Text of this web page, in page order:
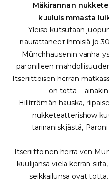
Mäkirannan
kuuluisimmasta
Yleisö kutsutaan
naurattaneet ihmisiä jo
Münchhausenin vanha
paronilleen
Itseriittoisen herran
on totta –
Hillittömän hauska,
nukketeatterishow
tarinaniskijästä,
Itseriittoinen herra von
kuulijansa vielä kerran
seikkailunsa ovat